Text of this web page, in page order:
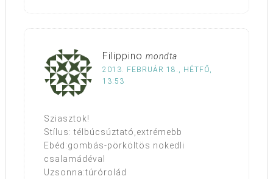
Filippino mondta
2013. FEBRUÁR 18., HÉTFŐ,
13:53
Sziasztok!
Stílus: télbúcsúztató,extrémebb
Ebéd:gombás-pörköltös nokedli
csalamádéval
Uzsonna:túrórolád